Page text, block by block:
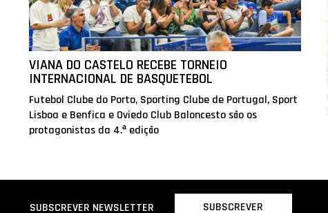
VIANA DO CASTELO RECEBE TORNEIO
INTERNACIONAL DE BASQUETEBOL
Futebol Clube do Porto, Sporting Clube de Portugal, Sport
Lisboa e Benfica e Oviedo Club Baloncesto são os
protagonistas da 4.ª edição
SUBSCREVER NEWSLETTER SUBSCREVER